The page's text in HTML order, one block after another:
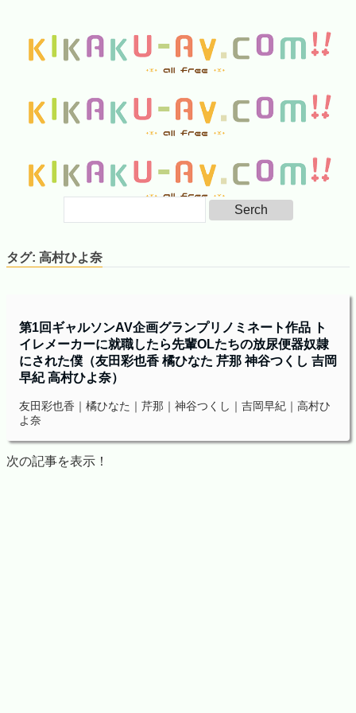
タグ: 高村ひよ奈
第1回ギャルソンAV企画グランプリノミネート作品 ト
イレメーカーに就職したら先輩OLたちの放尿便器奴隷
にされた僕（友田彩也香 橘ひなた 芹那 神谷つくし 吉岡
早紀 高村ひよ奈）
友田彩也香｜橘ひなた｜芹那｜神谷つくし｜吉岡早紀｜高村ひ
よ奈
次の記事を表示！